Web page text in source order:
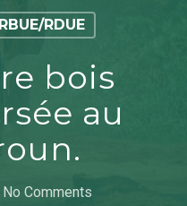
RBUE/RDUE
bois
au
No Comments